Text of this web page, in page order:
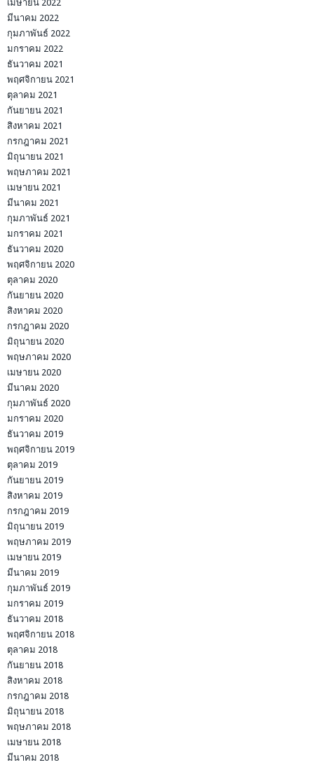
เมษายน 2022
มีนาคม 2022
กุมภาพันธ์ 2022
มกราคม 2022
ธันวาคม 2021
พฤศจิกายน 2021
ตุลาคม 2021
กันยายน 2021
สิงหาคม 2021
กรกฎาคม 2021
มิถุนายน 2021
พฤษภาคม 2021
เมษายน 2021
มีนาคม 2021
กุมภาพันธ์ 2021
มกราคม 2021
ธันวาคม 2020
พฤศจิกายน 2020
ตุลาคม 2020
กันยายน 2020
สิงหาคม 2020
กรกฎาคม 2020
มิถุนายน 2020
พฤษภาคม 2020
เมษายน 2020
มีนาคม 2020
กุมภาพันธ์ 2020
มกราคม 2020
ธันวาคม 2019
พฤศจิกายน 2019
ตุลาคม 2019
กันยายน 2019
สิงหาคม 2019
กรกฎาคม 2019
มิถุนายน 2019
พฤษภาคม 2019
เมษายน 2019
มีนาคม 2019
กุมภาพันธ์ 2019
มกราคม 2019
ธันวาคม 2018
พฤศจิกายน 2018
ตุลาคม 2018
กันยายน 2018
สิงหาคม 2018
กรกฎาคม 2018
มิถุนายน 2018
พฤษภาคม 2018
เมษายน 2018
มีนาคม 2018